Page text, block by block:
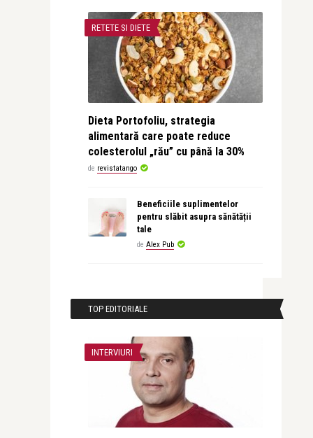
RETETE SI DIETE
Dieta Portofoliu, strategia
alimentară care poate reduce
colesterolul „rău” cu până la 30%
de revistatango
Beneficiile suplimentelor
pentru slăbit asupra sănătății
tale
de Alex Pub
TOP EDITORIALE
INTERVIURI